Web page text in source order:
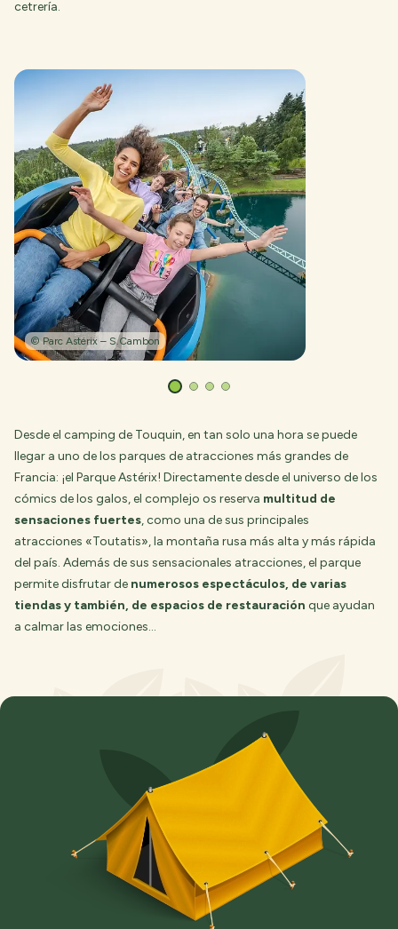
cetrería.
© Parc Astérix – S.Cambon
Desde el camping de Touquin, en tan solo una hora se puede
llegar a uno de los parques de atracciones más grandes de
Francia: ¡el Parque Astérix! Directamente desde el universo de los
cómics de los galos, el complejo os reserva multitud de
sensaciones fuertes, como una de sus principales
atracciones «Toutatis», la montaña rusa más alta y más rápida
del país. Además de sus sensacionales atracciones, el parque
permite disfrutar de numerosos espectáculos, de varias
tiendas y también, de espacios de restauración que ayudan
a calmar las emociones…